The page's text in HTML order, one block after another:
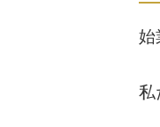
始
私